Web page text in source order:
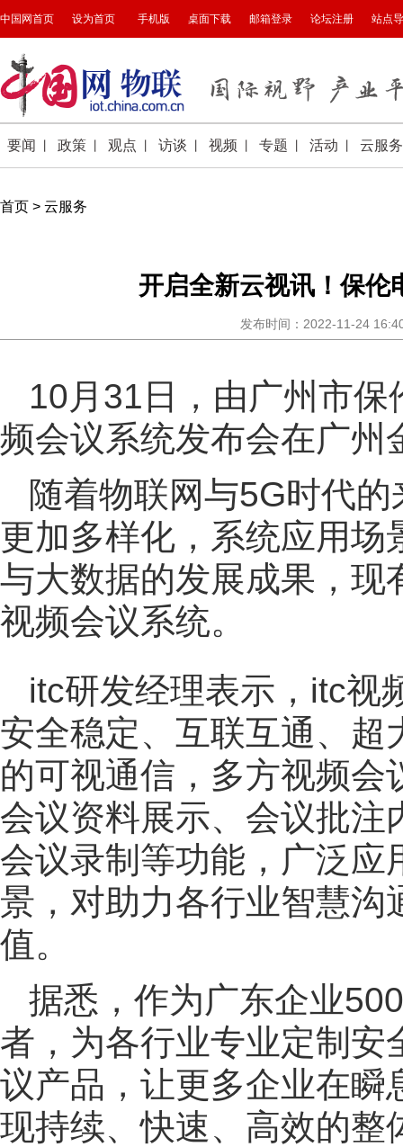
首页 > 云服务
开启全新云视讯！保
发布时间：2022-11-24
10月31日，由广州市
频会议系统发布会在广州
随着物联网与5G时代
更加多样化，系统应用场
与大数据的发展成果，现
视频会议系统。
itc研发经理表示，itc视
安全稳定、互联互通、超
的可视通信，多方视频
会议资料展示、会议批注
会议录制等功能，广泛应
景，对助力各行业智慧沟
值。
据悉，作为广东企业
者，为各行业专业定制安
议产品，让更多企业在瞬
现持续、快速、高效的整